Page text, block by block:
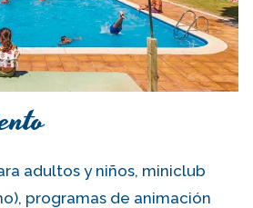
adultos y niños, miniclub
programas de animación